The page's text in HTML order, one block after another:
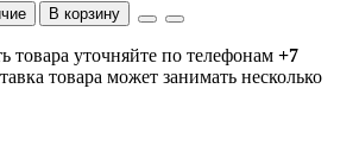
В корзину
товара уточняйте по телефонам +7
товара может занимать несколько